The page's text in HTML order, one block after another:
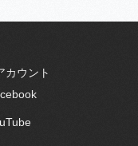
カウント